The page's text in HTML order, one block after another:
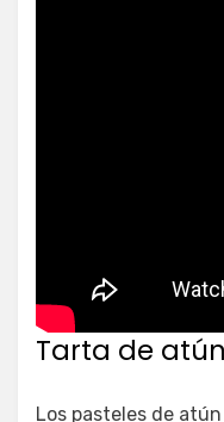
Tarta de
Los pasteles de